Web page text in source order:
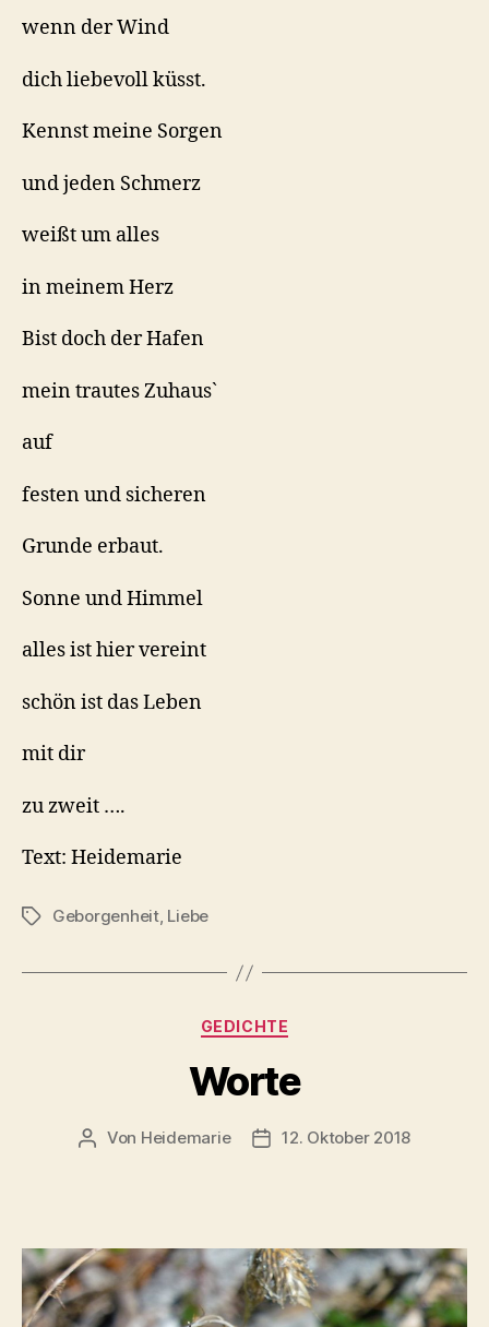
wenn der Wind
dich liebevoll küsst.
Kennst meine Sorgen
und jeden Schmerz
weißt um alles
in meinem Herz
Bist doch der Hafen
mein trautes Zuhaus`
auf
festen und sicheren
Grunde erbaut.
Sonne und Himmel
alles ist hier vereint
schön ist das Leben
mit dir
zu zweit ….
Text: Heidemarie
Schlagwörter
Geborgenheit, Liebe
Kategorien
GEDICHTE
Worte
Beitragsautor
Von Heidemarie Veröffentlichungsdatum
12. Oktober 2018